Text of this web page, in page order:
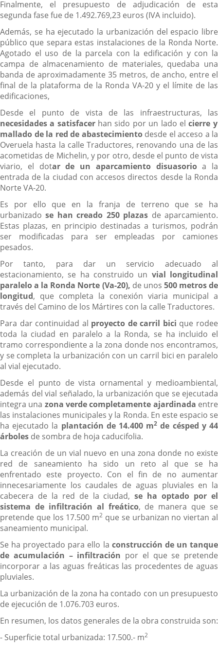
Finalmente, el presupuesto de adjudicación de esta
segunda fase fue de 1.492.769,23 euros (IVA incluido).
Además, se ha ejecutado la urbanización del espacio libre
público que separa estas instalaciones de la Ronda Norte.
Agotado el uso de la parcela con la edificación y con la
campa de almacenamiento de materiales, quedaba una
banda de aproximadamente 35 metros, de ancho, entre el
final de la plataforma de la Ronda VA-20 y el límite de las
edificaciones,
Desde el punto de vista de las infraestructuras, las
necesidades a satisfacerhan sido por un lado elcierre y
mallado de la red de abastecimientodesde el acceso a la
Overuela hasta la calle Traductores, renovando una de las
acometidas de Michelin, y por otro, desde el punto de vista
viario, el dotar de un aparcamiento disuasorioa la
entrada de la ciudad con accesos directos desde la Ronda
Norte VA-20.
Es por ello que en la franja de terreno que se ha
urbanizadose han creado 250 plazas de aparcamiento.
Estas plazas, en principio destinadas a turismos, podrán
ser modificadas para ser empleadas por camiones
pesados.
Por tanto, para dar un servicio adecuado al
estacionamiento, se ha construido un vial longitudinal
paralelo a la Ronda Norte (Va-20), de unos 500 metros de
longitud, que completa la conexión viaria municipal a
través del Camino de los Mártires con la calle Traductores.
Para dar continuidad al proyecto de carril bici que rodee
toda la ciudad en paralelo a la Ronda, se ha incluido el
tramo correspondiente a la zona donde nos encontramos,
y se completa la urbanización con un carril bici en paralelo
al vial ejecutado.
Desde el punto de vista ornamental y medioambiental,
además del vial señalado, la urbanización que se ejecutada
integra una zona verde completamente ajardinada entre
las instalaciones municipales y la Ronda. En este espacio se
ha ejecutado la plantación de 14.400 m2 de césped y 44
árboles de sombra de hoja caducifolia.
La creación de un vial nuevo en una zona donde no existe
red de saneamiento ha sido un reto al que se ha
enfrentado este proyecto. Con el fin de no aumentar
innecesariamente los caudales de aguas pluviales en la
cabecera de la red de la ciudad,se ha optado por el
sistema de infiltración al freático, de manera que se
pretende que los 17.500 m2 que se urbanizan no viertan al
saneamiento municipal.
Se ha proyectado para ello la construcción de un tanque
de acumulación – infiltración por el que se pretende
incorporar a las aguas freáticas las procedentes de aguas
pluviales.
La urbanización de la zona ha contado con un presupuesto
de ejecución de 1.076.703 euros.
En resumen, los datos generales de la obra construida son:
- Superficie total urbanizada: 17.500.- m2